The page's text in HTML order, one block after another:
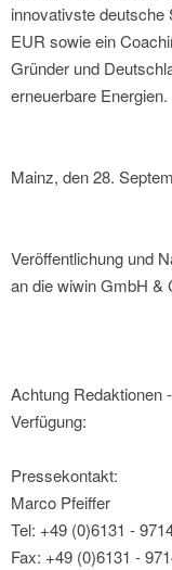
innovativste deutsche
EUR sowie ein
Gründer und
erneuerbare Energien.
Mainz, den 28.
Veröffentlichung und
an die wiwin GmbH &
Achtung Redaktionen
Verfügung:
Pressekontakt:
Marco Pfeiffer
Tel: +49 (0)6131 -
Fax: +49 (0)6131 -